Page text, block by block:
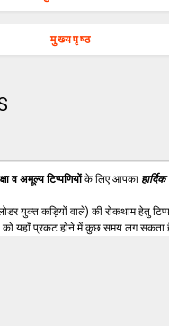
मुख्यपृष्ठ
व अमूल्य टिप्पणियोंके लिए आपका
युक्त कड़ियों वाले) की रोकथाम हेतु
को यहाँ प्रकट होने में कुछ समय लग सकता